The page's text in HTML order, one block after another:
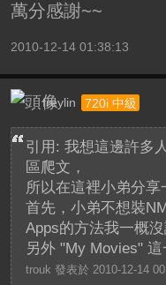
萬分感謝~~
2010-12-14 01:38:13
freylin 720i 中級
引用: 我想這邊許多
區爬文，
所以在這裡小弟分享
首先，小弟不想裝
Apps的方法我一概沒
另外 "My Movies"
trouk 發表於 2010-12-14